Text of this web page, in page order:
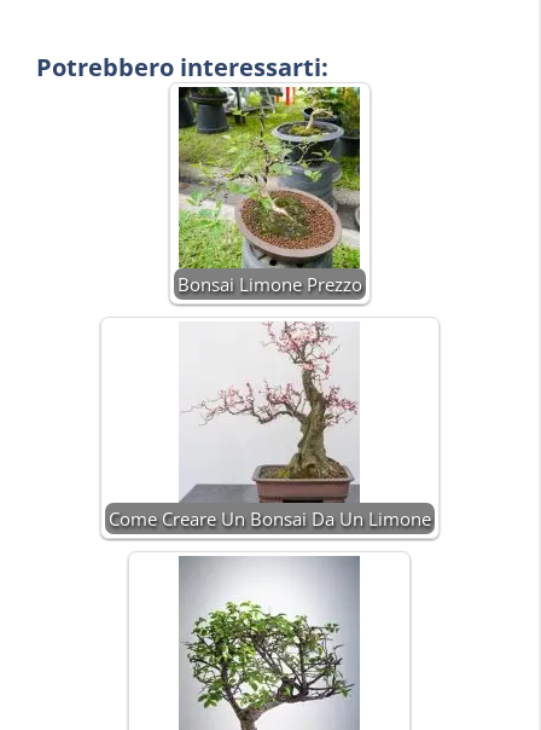
Potrebbero interessarti:
Bonsai Limone Prezzo
Come Creare Un Bonsai Da Un Limone